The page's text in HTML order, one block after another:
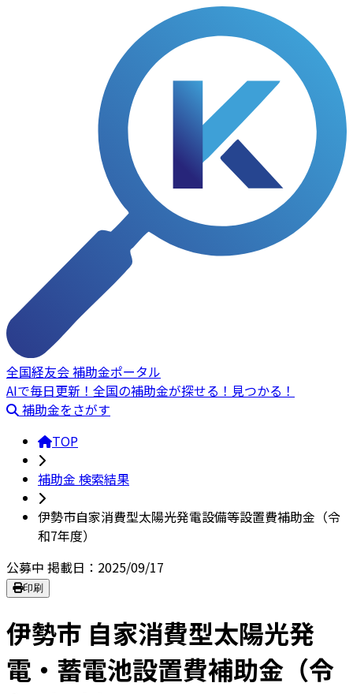
全国経友会 補助金ポータル
AIで毎日更新！全国の補助金が探せる！見つかる！
補助金をさがす
TOP
補助金 検索結果
伊勢市自家消費型太陽光発電設備等設置費補助金（令
和7年度）
公募中 掲載日：2025/09/17
印刷
伊勢市 自家消費型太陽光発
電・蓄電池設置費補助金（令